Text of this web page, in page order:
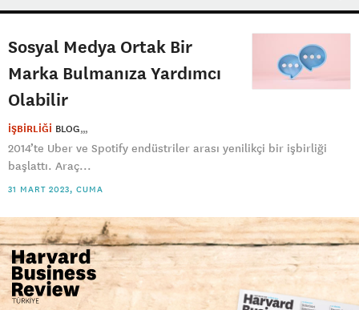
Sosyal Medya Ortak Bir
Marka Bulmanıza Yardımcı
Olabilir
İŞBİRLİĞİ BLOG
2014’te Uber ve Spotify endüstriler arası yenilikçi bir işbirliği
başlattı. Araç...
31 MART 2023, CUMA